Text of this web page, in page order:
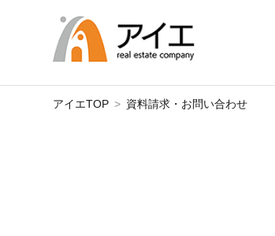
アイエTOP 資料請求・お問い合わせ